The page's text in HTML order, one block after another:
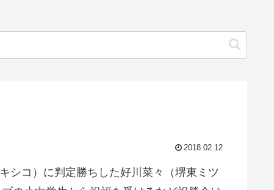
2018.02.12
シコ）に判定勝ちした好川菜々（堺東ミツ